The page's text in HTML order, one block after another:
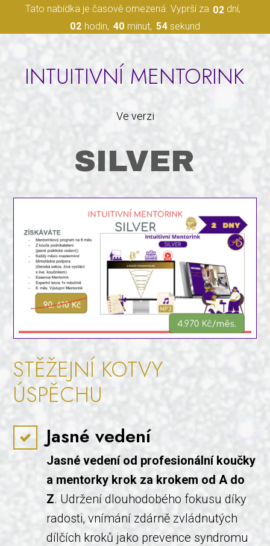
Tato nabídka je časově omezená. Vyprší za 02 dní
02 hodin 40 minut 52 sekund
INTUITIVNÍ MENTORINK
Ve verzi
SILVER
STĚŽEJNÍ KOTVY
ÚSPĚCHU
Jasné vedení
Jasné vedení od profesionální koučky
a mentorky krok za krokem od A do
Z. Udržení dlouhodobého fokusu díky
radosti, vnímání zdárně zvládnutých
dílčích kroků jako prevence syndromu